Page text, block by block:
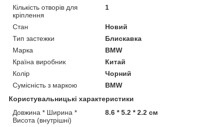
Кількість отворів для
кріплення
1
Стан
Новий
Тип застежки
Блискавка
Марка
BMW
Країна виробник
Китай
Колір
Чорний
Сумісність з маркою
BMW
Користувальницькі характеристики
Довжина * Ширина *
Висота (внутрішні)
8.6 * 5.2 * 2.2 см